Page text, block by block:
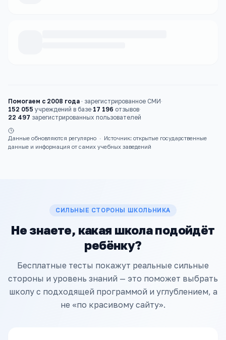
Помогаем с 2008 года · зарегистрированное СМИ·
152 055 учреждений в базе·17 196 отзывов·
22 497 зарегистрированных пользователей
Данные обновляются регулярно ·
Источник: открытые государственные
данные и информация от самих учебных заведений
СИЛЬНЫЕ СТОРОНЫ ШКОЛЬНИКА
Не знаете, какая школа подойдёт
ребёнку?
Бесплатные тесты покажут реальные сильные
стороны и уровень знаний — это поможет выбрать
школу с подходящей программой и углублением, а
не «по красивому сайту».